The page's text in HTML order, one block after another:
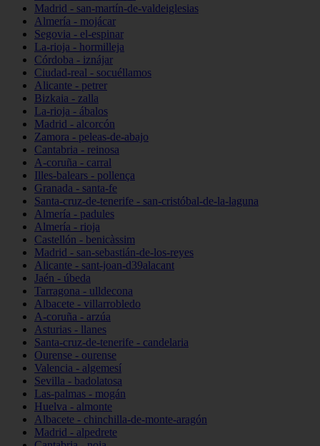
Madrid - san-martín-de-valdeiglesias
Almería - mojácar
Segovia - el-espinar
La-rioja - hormilleja
Córdoba - iznájar
Ciudad-real - socuéllamos
Alicante - petrer
Bizkaia - zalla
La-rioja - ábalos
Madrid - alcorcón
Zamora - peleas-de-abajo
Cantabria - reinosa
A-coruña - carral
Illes-balears - pollença
Granada - santa-fe
Santa-cruz-de-tenerife - san-cristóbal-de-la-laguna
Almería - padules
Almería - rioja
Castellón - benicàssim
Madrid - san-sebastián-de-los-reyes
Alicante - sant-joan-d39alacant
Jaén - úbeda
Tarragona - ulldecona
Albacete - villarrobledo
A-coruña - arzúa
Asturias - llanes
Santa-cruz-de-tenerife - candelaria
Ourense - ourense
Valencia - algemesí
Sevilla - badolatosa
Las-palmas - mogán
Huelva - almonte
Albacete - chinchilla-de-monte-aragón
Madrid - alpedrete